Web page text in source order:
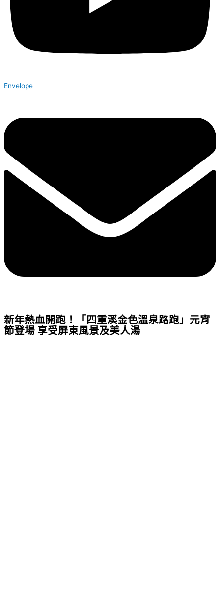
Envelope
新年熱血開跑！「四重溪金色溫泉路跑」元宵
節登場 享受屏東風景及美人湯